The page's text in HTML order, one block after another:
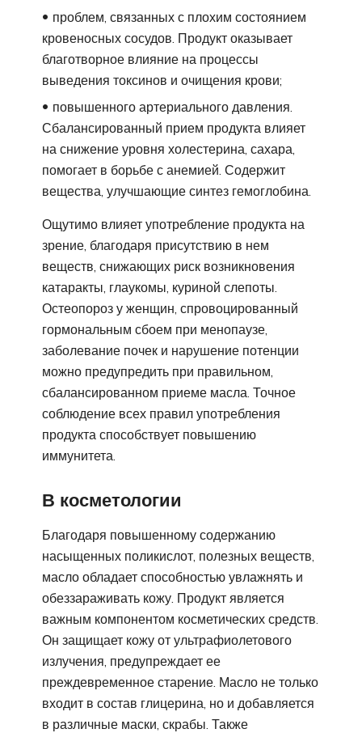
проблем, связанных с плохим состоянием
кровеносных сосудов. Продукт оказывает
благотворное влияние на процессы
выведения токсинов и очищения крови;
повышенного артериального давления.
Сбалансированный прием продукта влияет
на снижение уровня холестерина, сахара,
помогает в борьбе с анемией. Содержит
вещества, улучшающие синтез гемоглобина.
Ощутимо влияет употребление продукта на
зрение, благодаря присутствию в нем
веществ, снижающих риск возникновения
катаракты, глаукомы, куриной слепоты.
Остеопороз у женщин, спровоцированный
гормональным сбоем при менопаузе,
заболевание почек и нарушение потенции
можно предупредить при правильном,
сбалансированном приеме масла. Точное
соблюдение всех правил употребления
продукта способствует повышению
иммунитета.
В косметологии
Благодаря повышенному содержанию
насыщенных поликислот, полезных веществ,
масло обладает способностью увлажнять и
обеззараживать кожу. Продукт является
важным компонентом косметических средств.
Он защищает кожу от ультрафиолетового
излучения, предупреждает ее
преждевременное старение. Масло не только
входит в состав глицерина, но и добавляется
в различные маски, скрабы. Также